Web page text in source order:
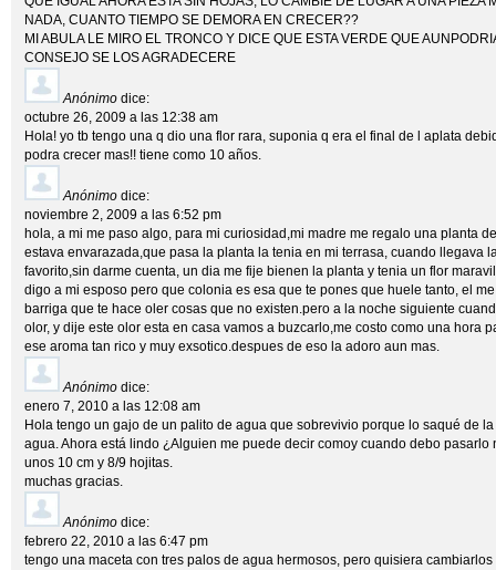
NADA, CUANTO TIEMPO SE DEMORA EN CRECER??
MI ABULA LE MIRO EL TRONCO Y DICE QUE ESTA VERDE QUE
CONSEJO SE LOS AGRADECERE
Anónimo dice:
octubre 26, 2009 a las 12:38 am
Hola! yo tb tengo una q dio una flor rara, suponia q era el final de l aplata
podra crecer mas!! tiene como 10 años.
Anónimo dice:
noviembre 2, 2009 a las 6:52 pm
hola, a mi me paso algo, para mi curiosidad,mi madre me regalo una planta
estava envarazada,que pasa la planta la tenia en mi terrasa, cuando llegava
favorito,sin darme cuenta, un dia me fije bienen la planta y tenia un flor
digo a mi esposo pero que colonia es esa que te pones que huele tanto, el
barriga que te hace oler cosas que no existen.pero a la noche siguiente
olor, y dije este olor esta en casa vamos a buzcarlo,me costo como una hora
ese aroma tan rico y muy exsotico.despues de eso la adoro aun mas.
Anónimo dice:
enero 7, 2010 a las 12:08 am
Hola tengo un gajo de un palito de agua que sobrevivio porque lo saqué de
agua. Ahora está lindo ¿Alguien me puede decir comoy cuando debo pasarlo
unos 10 cm y 8/9 hojitas.
muchas gracias.
Anónimo dice:
febrero 22, 2010 a las 6:47 pm
tengo una maceta con tres palos de agua hermosos, pero quisiera